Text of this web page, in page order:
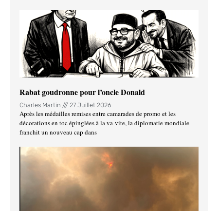
Rabat goudronne pour l’oncle Donald
Charles Martin 27 Juillet 2026
Après les médailles remises entre camarades de promo et les
décorations en toc épinglées à la va-vite, la diplomatie mondiale
franchit un nouveau cap dans